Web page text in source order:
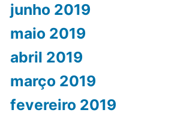
junho 2019
maio 2019
abril 2019
março 2019
fevereiro 2019